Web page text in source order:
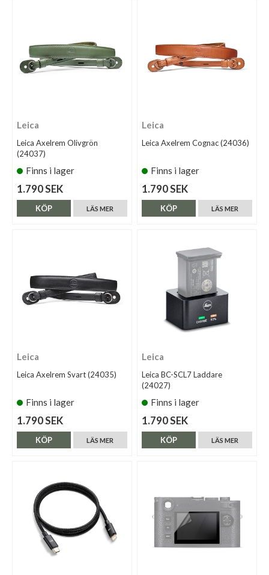
Leica
Leica Axelrem Olivgrön
(24037)
Finns i lager
1.790 SEK
LÄS MER
KÖP
Leica
Leica Axelrem Cognac (24036)
Finns i lager
1.790 SEK
LÄS MER
KÖP
Leica
Leica Axelrem Svart (24035)
Finns i lager
1.790 SEK
LÄS MER
KÖP
Leica
Leica BC-SCL7 Laddare
(24027)
Finns i lager
1.790 SEK
LÄS MER
KÖP